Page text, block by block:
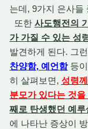
는데, 9가지 은사들
또한 사도행전의
가 가질 수 있는 성
발견하게 된다. 그
찬양함, 예언함등이
히 살펴보면, 성령
분모가 있다는 것
째로 탄생했던 예루
에 나타난 증상이